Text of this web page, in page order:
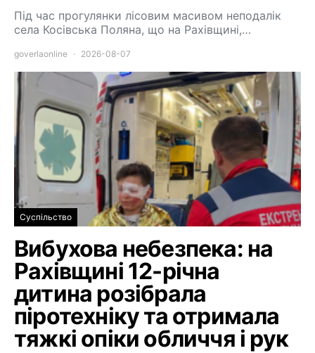
Під час прогулянки лісовим масивом неподалік
села Косівська Поляна, що на Рахівщині,…
goverlaonline 2026-08-07
Суспільство
Вибухова небезпека: на
Рахівщині 12-річна
дитина розібрала
піротехніку та отримала
тяжкі опіки обличчя і рук